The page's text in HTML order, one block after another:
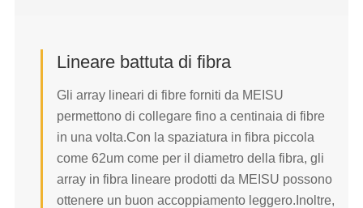
Lineare battuta di fibra
Gli array lineari di fibre forniti da MEISU
permettono di collegare fino a centinaia di fibre
in una volta.Con la spaziatura in fibra piccola
come 62um come per il diametro della fibra, gli
array in fibra lineare prodotti da MEISU possono
ottenere un buon accoppiamento leggero.Inoltre,
Freccia di fibre ultrapiccole
Lidless Fiber Array
MFD array di fibre Matette
PM *SM *MM mixed Fiber Array
Ermetica Segatura di fibre
192/256ch Arredo di fibre